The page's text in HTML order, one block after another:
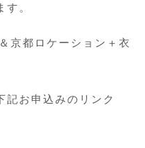
。
京都ロケーション＋衣
記お申込みのリンク